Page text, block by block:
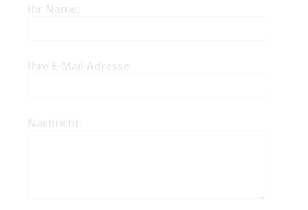
Ihr Name:
Ihre E-Mail-Adresse:
Nachricht: